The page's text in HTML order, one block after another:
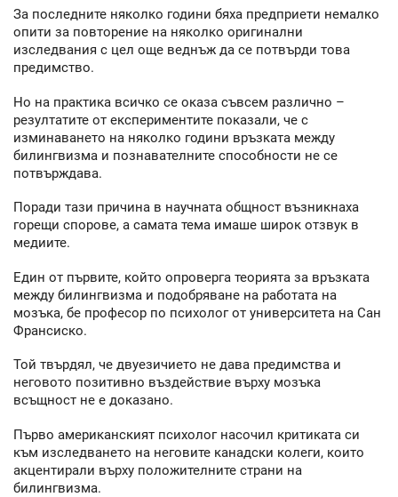
За последните няколко години бяха предприети немалко
опити за повторение на няколко оригинални
изследвания с цел още веднъж да се потвърди това
предимство.
Но на практика всичко се оказа съвсем различно –
резултатите от експериментите показали, че с
изминаването на няколко години връзката между
билингвизма и познавателните способности не се
потвърждава.
Поради тази причина в научната общност възникнаха
горещи спорове, а самата тема имаше широк отзвук в
медиите.
Един от първите, който опроверга теорията за връзката
между билингвизма и подобряване на работата на
мозъка, бе професор по психолог от университета на Сан
Франсиско.
Той твърдял, че двуезичието не дава предимства и
неговото позитивно въздействие върху мозъка
всъщност не е доказано.
Първо американският психолог насочил критиката си
към изследването на неговите канадски колеги, които
акцентирали върху положителните страни на
билингвизма.